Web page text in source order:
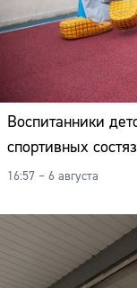
Воспитанники
спортивных
16:57 – 6 августа